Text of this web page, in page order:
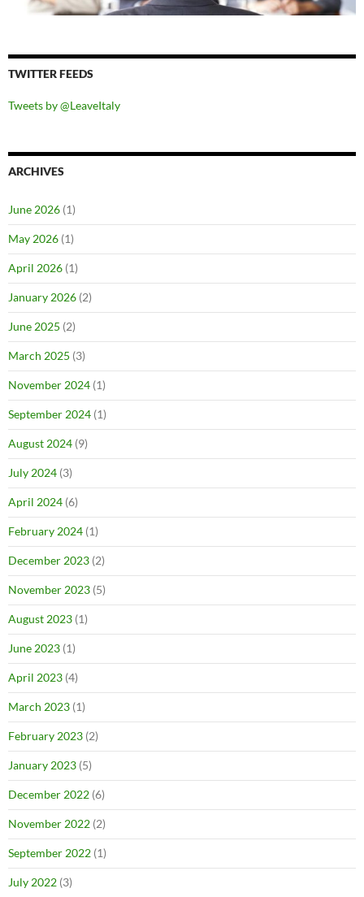
TWITTER FEEDS
Tweets by @LeaveItaly
ARCHIVES
June 2026 (1)
May 2026 (1)
April 2026 (1)
January 2026 (2)
June 2025 (2)
March 2025 (3)
November 2024 (1)
September 2024 (1)
August 2024 (9)
July 2024 (3)
April 2024 (6)
February 2024 (1)
December 2023 (2)
November 2023 (5)
August 2023 (1)
June 2023 (1)
April 2023 (4)
March 2023 (1)
February 2023 (2)
January 2023 (5)
December 2022 (6)
November 2022 (2)
September 2022 (1)
July 2022 (3)